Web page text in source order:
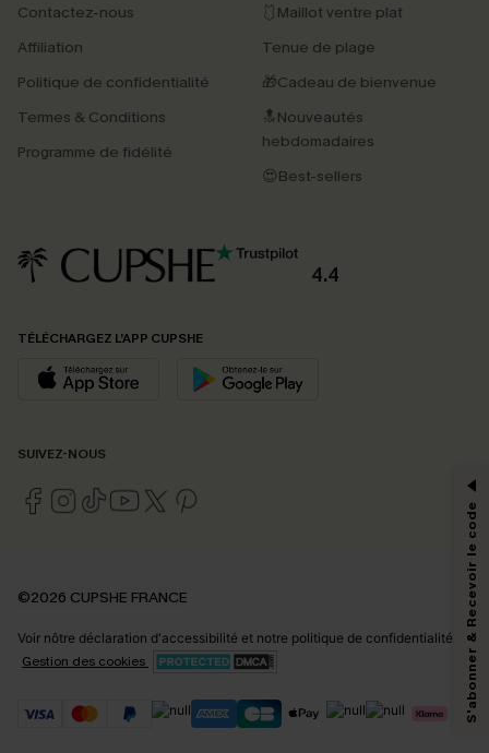
Contactez-nous
Affiliation
Politique de confidentialité
Termes & Conditions
Programme de fidélité
🩱Maillot ventre plat
Tenue de plage
🎁Cadeau de bienvenue
🔝Nouveautés
hebdomadaires
😍Best-sellers
4.4
TÉLÉCHARGEZ L’APP CUPSHE
SUIVEZ-NOUS
©2026 CUPSHE FRANCE
Voir nôtre déclaration d'accessibilité et notre politique de confidentialité.
Gestion des cookies
*Un code par commande, valable une seule fois.
marketing (y compris du contenu généré par l'IA) de Cupshe et
pouvons utiliser les données collectées sur notre site ainsi que des
technologies de suivi, telles que des pixels intégrés à nos e-mails, afin de
produits susceptibles de vous intéresser, conformément à notre Politique de
confidentialité
. Vous pouvez vous désabonner à tout moment.
S'abonner & Recevoir le code